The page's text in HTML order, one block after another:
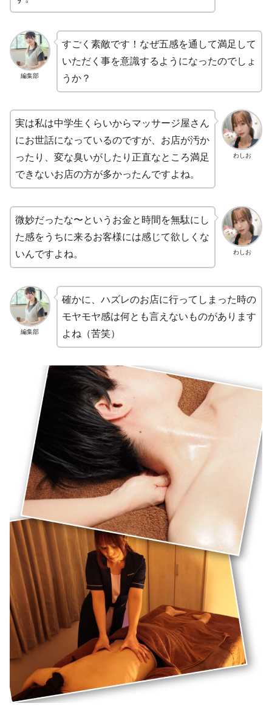
編集部
すごく素敵です！なぜ五感を通して満足して
いただく事を意識するようになったのでしょ
うか？
わしお
実は私は中学生くらいからマッサージ屋さん
にお世話になっているのですが、お店が汚か
ったり、変な臭いがしたり正直なところ満足
できないお店の方が多かったんですよね。
わしお
微妙だったな〜というお金と時間を無駄にし
た感をうちに来るお客様には感じて欲しくな
いんですよね。
編集部
確かに、ハズレのお店に行ってしまった時の
モヤモヤ感は何とも言えないものがあります
よね（苦笑）